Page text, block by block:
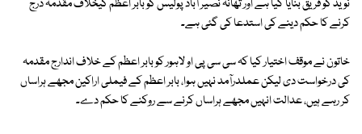
نوید کو فریق بنایا گیا ہے اور تھانہ نصیر آباد پولیس کو بابر اعظم کیخلاف مقدمہ درج
کرنے کا حکم دینے کی استدعا کی گئی ہے۔
خاتون نے موقف اختیار کیا کہ سی سی پی او لاہور کو بابر اعظم کے خلاف اندارج مقدمہ
کی درخواست دی لیکن عملدرآمد نہیں ہوا، بابر اعظم کے فیملی اراکین مجھے ہراساں
کر رہے ہیں، عدالت انہیں مجھے ہراساں کرنے سے روکنے کا حکم دے۔